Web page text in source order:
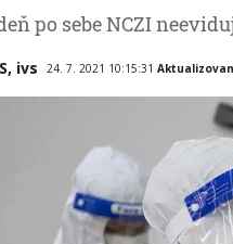
po sebe NCZI
, ivs 24. 7. 2021 10:15:31